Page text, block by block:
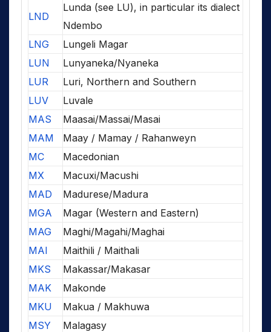
LND
Lunda (see LU), in particular its dialect
Ndembo
LNG
Lungeli Magar
LUN
Lunyaneka/Nyaneka
LUR
Luri, Northern and Southern
LUV
Luvale
MAS
Maasai/Massai/Masai
MAM
Maay / Mamay / Rahanweyn
MC
Macedonian
MX
Macuxi/Macushi
MAD
Madurese/Madura
MGA
Magar (Western and Eastern)
MAG
Maghi/Magahi/Maghai
MAI
Maithili / Maithali
MKS
Makassar/Makasar
MAK
Makonde
MKU
Makua / Makhuwa
MSY
Malagasy